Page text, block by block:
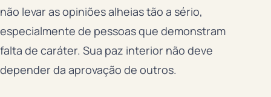
não levar as opiniões alheias tão a sério,
especialmente de pessoas que demonstram
falta de caráter. Sua paz interior não deve
depender da aprovação de outros.